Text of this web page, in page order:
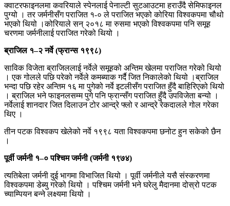
क्वाटरफाइनलमा कवरियाले स्पेनलाई पेनाल्टी सुटआउटमा हराउँदै सेमिफाइनल
पुग्यो । तर जर्मनीसँग पराजित १-० ले पराजित भएको कोरिया विश्वकपमा चौथो
भएको थियो ।कोरियाले सन् २०१८ मा रुसमा भएको विश्वकपमा पनि समूह
चरणमा जर्मनीलाई पराजित गरेको थियो ।
ब्राजिल १–२ नर्वे (फ्रान्स १९९८)
साविक विजेता ब्राजिललाई नर्वेले समूहको अन्तिम खेलमा पराजित गरेको थियो
। एक गोलले पछि परेको नर्वेले कमब्याक गर्दै जित निकालेको थियो ।ब्राजिल
भन्दा पछि रहेर अन्तिम १६ मा पुगेको नर्वे इटलीसँग पराजित हुँदै बाहिरिएको थियो
। ब्राजिल भने फाइनलसम्म पुगे पनि फ्रान्सँग पराजित हुँदै उपविजेता बन्यो ।
नर्वेलाई शानदार जित दिलाउन टोर आन्द्रे फ्लो र आन्द्रे रेकदालले गोल गरेका
थिए ।
तीन पटक विश्वकप खेलेको नर्वे १९९८ यता विश्वकपमा छनोट हुन सकेको छैन
।
पूर्वी जर्मनी १–० पश्चिम जर्मनी (जर्मनी १९७४)
त्यतिबेला जर्मनी दुई भागमा विभाजित थियो । पूर्वी जर्मनीले यसै संस्करणमा
विश्वकपमा डेब्यु गरेको थियो । पश्चिम जर्मनी भने घरेलु मैदानमा दोस्रो पटक
च्याम्पियन बन्ने लक्ष्यमा थियो ।